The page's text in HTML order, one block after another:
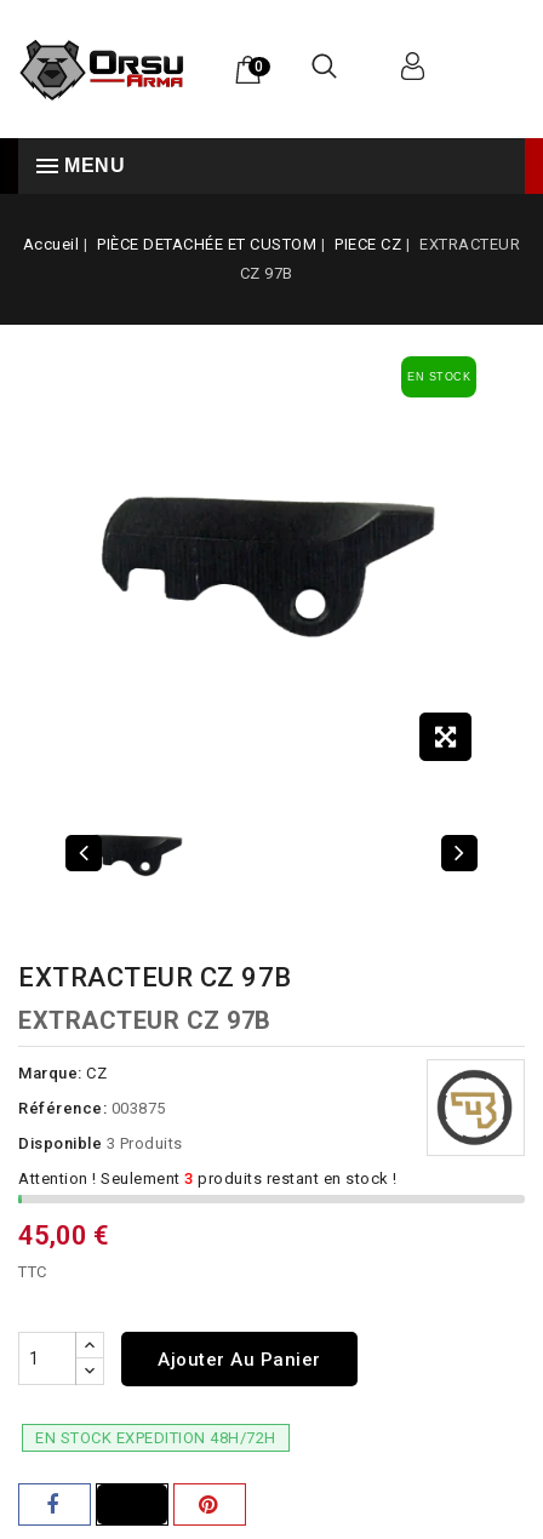
0
MENU
Accueil PIÈCE DETACHÉE ET CUSTOM PIECE CZ
EXTRACTEUR
CZ 97B
EN STOCK
EXTRACTEUR CZ 97B
EXTRACTEUR CZ 97B
Marque: CZ
Référence: 003875
Disponible 3 Produits
Attention ! Seulement 3 produits restant en stock !
45,00 €
TTC
Ajouter Au Panier
EN STOCK EXPEDITION 48H/72H